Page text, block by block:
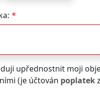
upřednostnit moji
(je účtován poplatek